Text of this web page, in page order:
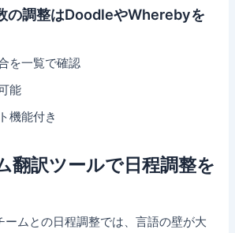
の調整はDoodleやWherebyを
を一覧で確認
能
機能付き
翻訳ツールで日程調整を
ームとの日程調整では、言語の壁が大